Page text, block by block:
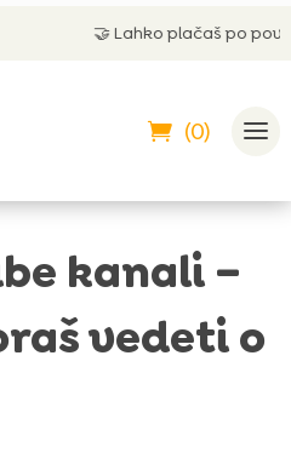
plačaš po povzetju
(0)
kanali –
vedeti o